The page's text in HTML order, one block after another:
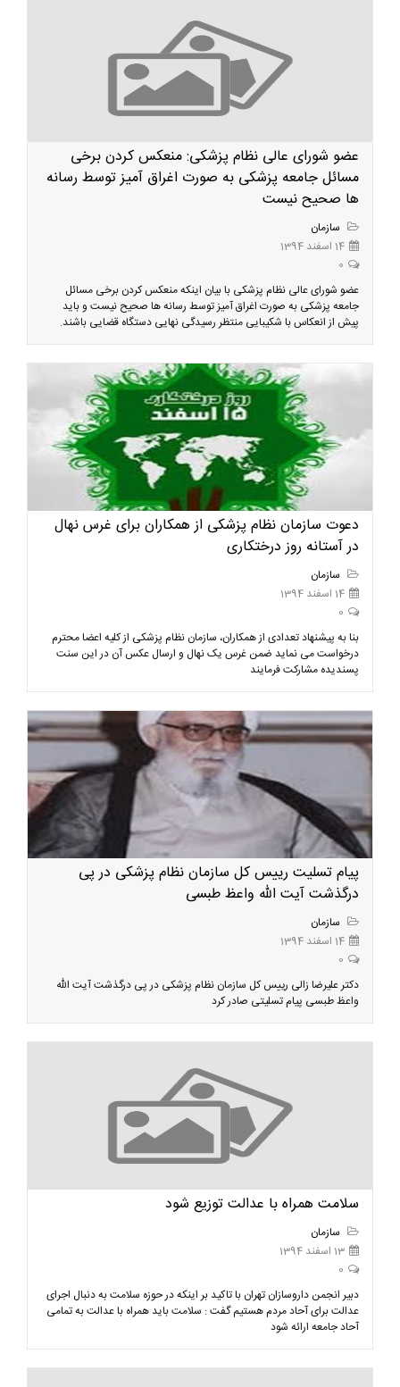
عضو شورای عالی نظام پزشکی: منعکس کردن برخی
مسائل جامعه پزشکی به صورت اغراق آمیز توسط رسانه
ها صحیح نیست
سازمان
14 اسفند 1394
0
عضو شورای عالی نظام پزشکی با بیان اینکه منعکس کردن برخی مسائل
جامعه پزشکی به صورت اغراق آمیز توسط رسانه ها صحیح نیست و باید
پیش از انعکاس با شکیبایی منتظر رسیدگی نهایی دستگاه قضایی باشند.
دعوت سازمان نظام پزشکی از همکاران برای غرس نهال
در آستانه روز درختکاری
سازمان
14 اسفند 1394
0
بنا به پیشنهاد تعدادی از همکاران، سازمان نظام پزشکی از کلیه اعضا محترم
درخواست می نماید ضمن غرس یک نهال و ارسال عکس آن در این سنت
پسندیده مشارکت فرمایند
پیام تسلیت رییس کل سازمان نظام پزشکی در پی
درگذشت آیت الله واعظ طبسی
سازمان
14 اسفند 1394
0
دکتر علیرضا زالی رییس کل سازمان نظام پزشکی در پی درگذشت آیت الله
واعظ طبسی پیام تسلیتی صادر کرد
سلامت همراه با عدالت توزیع شود
سازمان
13 اسفند 1394
0
دبیر انجمن داروسازان تهران با تاکید بر اینکه در حوزه سلامت به دنبال اجرای
عدالت برای آحاد مردم هستیم گفت : سلامت باید همراه با عدالت به تمامی
آحاد جامعه ارائه شود